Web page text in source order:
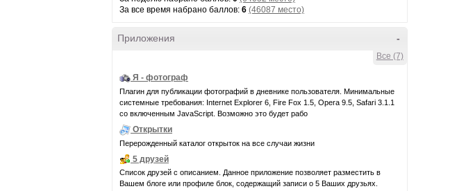
За все время набрано баллов: 6 (46087 место)
-
Приложения
Все (7)
Я - фотограф
Плагин для публикации фотографий в дневнике пользователя. Минимальные
системные требования: Internet Explorer 6, Fire Fox 1.5, Opera 9.5, Safari 3.1.1
со включенным JavaScript. Возможно это будет рабо
Открытки
Перерожденный каталог открыток на все случаи жизни
5 друзей
Список друзей с описанием. Данное приложение позволяет разместить в
Вашем блоге или профиле блок, содержащий записи о 5 Ваших друзьях.